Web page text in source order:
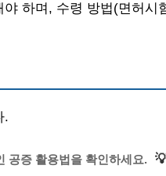
하며, 수령 방법(면허시
.
공증 활용법을 확인하세요.